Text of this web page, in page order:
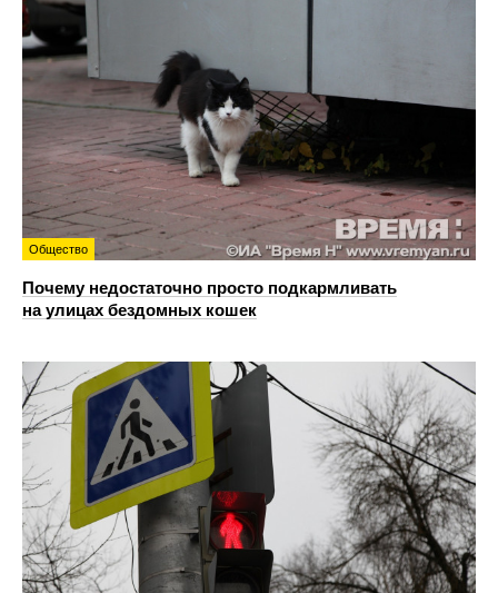
Общество
Почему недостаточно просто подкармливать
на улицах бездомных кошек